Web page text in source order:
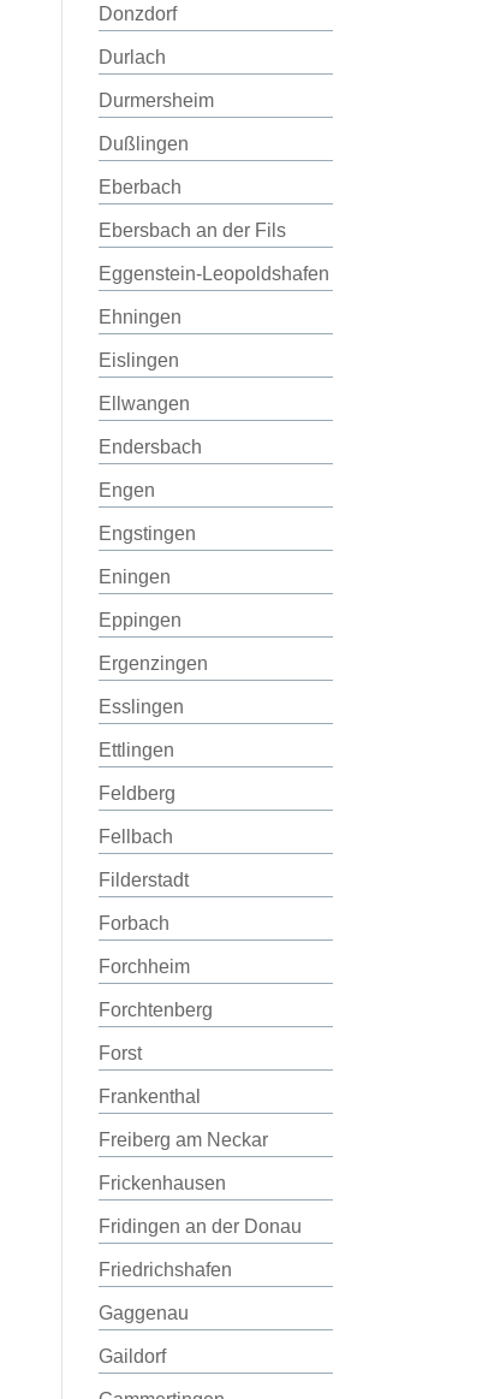
Donzdorf
Durlach
Durmersheim
Dußlingen
Eberbach
Ebersbach an der Fils
Eggenstein-Leopoldshafen
Ehningen
Eislingen
Ellwangen
Endersbach
Engen
Engstingen
Eningen
Eppingen
Ergenzingen
Esslingen
Ettlingen
Feldberg
Fellbach
Filderstadt
Forbach
Forchheim
Forchtenberg
Forst
Frankenthal
Freiberg am Neckar
Frickenhausen
Fridingen an der Donau
Friedrichshafen
Gaggenau
Gaildorf